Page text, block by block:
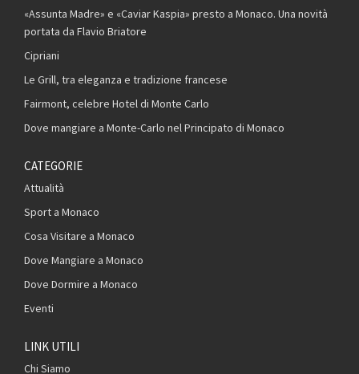
«Assunta Madre» e «Caviar Kaspia» presto a Monaco. Una novità
portata da Flavio Briatore
Cipriani
Le Grill, tra eleganza e tradizione francese
Fairmont, celebre Hotel di Monte Carlo
Dove mangiare a Monte-Carlo nel Principato di Monaco
CATEGORIE
Attualità
Sport a Monaco
Cosa Visitare a Monaco
Dove Mangiare a Monaco
Dove Dormire a Monaco
Eventi
LINK UTILI
Chi Siamo